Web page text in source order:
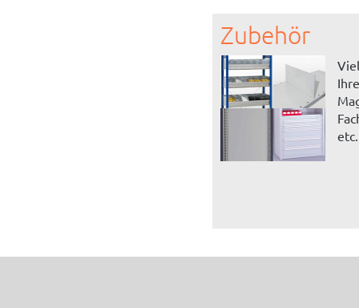
Zubehör
etc.